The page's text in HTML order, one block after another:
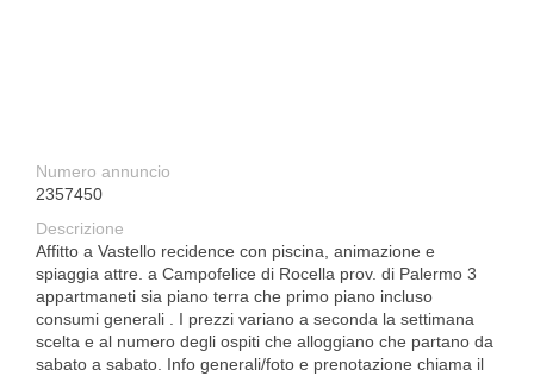
Numero annuncio
2357450
Descrizione
Affitto a Vastello recidence con piscina, animazione e
spiaggia attre. a Campofelice di Rocella prov. di Palermo 3
appartmaneti sia piano terra che primo piano incluso
consumi generali . I prezzi variano a seconda la settimana
scelta e al numero degli ospiti che alloggiano che partano da
sabato a sabato. Info generali/foto e prenotazione chiama il